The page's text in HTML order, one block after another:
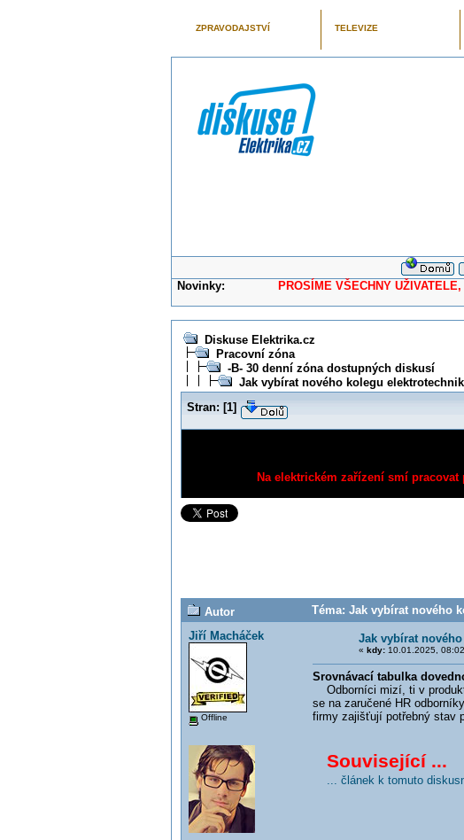
ZPRAVODAJSTVÍ TELEVIZE
Novinky: PROSÍME VŠECHNY UŽIVATELE,
Diskuse Elektrika.cz
Pracovní zóna
-B- 30 denní zóna dostupných diskusí
Jak vybírat nového kolegu
Stran: [1]
Na elektrickém zařízení smí
Autor
Téma: Jak vybírat nového
Jiří Macháček
Offline
Jak vybírat
« kdy:10.01.2025,
Srovnávací tabulka
Odborníci mizí, ti v
se na zaručené HR
firmy zajišťují potřebný stav
Související ...
... článek k tomuto